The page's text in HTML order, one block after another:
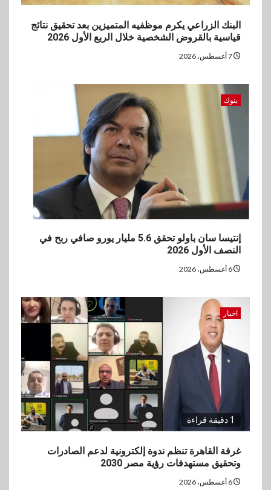
البنك الزراعي يكرم موظفيه المتميزين بعد تحقيق نتائج
قياسية بالقروض الشخصية خلال الربع الأول 2026
بنوك
إنتيسا سان باولو تحقق 5.6 مليار يورو صافي ربح في
النصف الأول 2026
اخبار
1 دقيقة قراءة
غرفة القاهرة تنظم ندوة إلكترونية لدعم الصادرات
وتحقيق مستهدفات رؤية مصر 2030